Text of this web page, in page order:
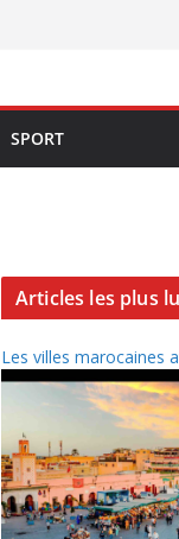
SPORT
Articles les plus
Les villes marocaines